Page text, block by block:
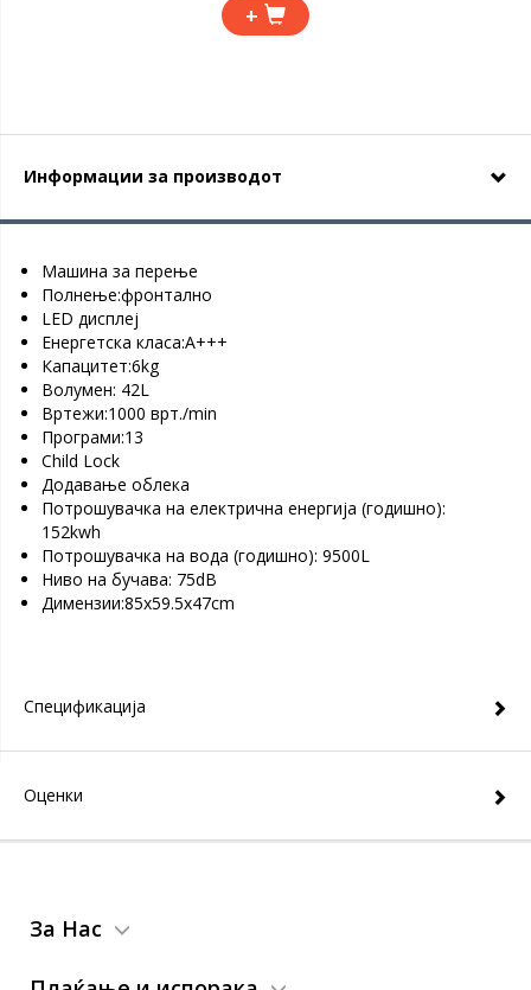
+
Информации за производот
Машина за перење
Полнење:фронтално
LED дисплеј
Енергетска класа:А+++
Капацитет:6kg
Волумен: 42L
Вртежи:1000 врт./min
Програми:13
Child Lock
Додавање облека
Потрошувачка на електрична енергија (годишно):
152kwh
Потрошувачка на вода (годишно): 9500L
Ниво на бучава: 75dB
Димензии:85x59.5x47cm
Спецификација
Оценки
За Нас